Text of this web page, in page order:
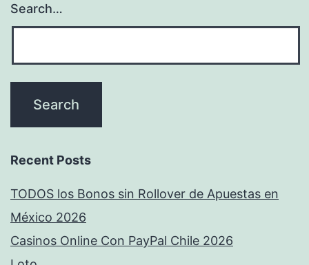
Search…
Recent Posts
TODOS los Bonos sin Rollover de Apuestas en
México 2026
Casinos Online Con PayPal Chile 2026